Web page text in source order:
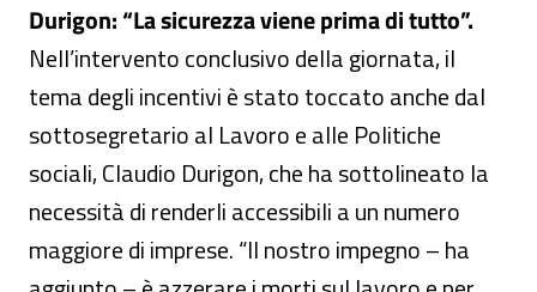
Durigon: “La sicurezza viene prima di tutto”.
Nell’intervento conclusivo della giornata, il
tema degli incentivi è stato toccato anche dal
sottosegretario al Lavoro e alle Politiche
sociali, Claudio Durigon, che ha sottolineato la
necessità di renderli accessibili a un numero
maggiore di imprese. “Il nostro impegno – ha